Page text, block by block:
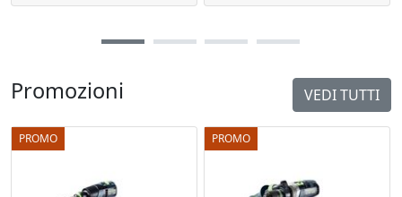
Promozioni VEDI TUTTI
PROMO PROMO